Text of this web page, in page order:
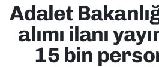
Adalet
alımı ilanı
15 bin
EKONOMİ
KÜLTÜR SANAT
Tüm Manşetler
Son Dakika Haberleri